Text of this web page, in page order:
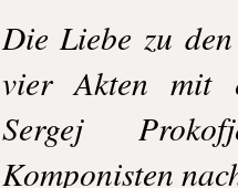
Die Liebe zu
vier Akten mit
Sergej
Komponisten